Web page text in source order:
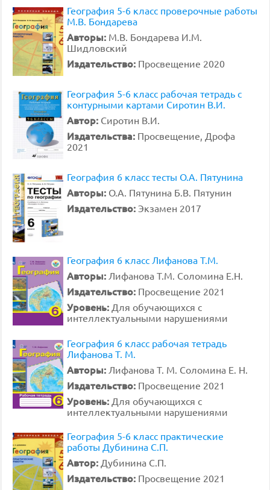
География 5-6 класс проверочные работы
М.В. Бондарева
Авторы: М.В. Бондарева И.М.
Шидловский
Издательство: Просвещение 2020
География 5-6 класс рабочая тетрадь с
контурными картами Сиротин В.И.
Автор: Сиротин В.И.
Издательства: Просвещение, Дрофа
2021
География 6 класс тесты О.А. Пятунина
Авторы: О.А. Пятунина Б.В. Пятунин
Издательство: Экзамен 2017
География 6 класс Лифанова Т.М.
Авторы: Лифанова Т.М. Соломина Е.Н.
Издательство: Просвещение 2021
Уровень: Для обучающихся с
интеллектуальными нарушениями
География 6 класс рабочая тетрадь
Лифанова Т. М.
Авторы: Лифанова Т. М. Соломина Е. Н.
Издательство: Просвещение 2021
Уровень: Для обучающихся с
интеллектуальными нарушениями
География 5-6 класс практические
работы Дубинина С.П.
Автор: Дубинина С.П.
Издательство: Просвещение 2021